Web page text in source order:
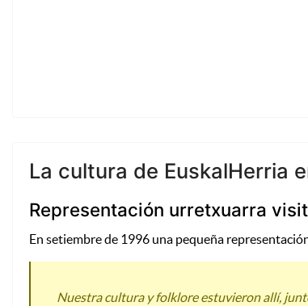
La cultura de EuskalHerria
Representación urretxuarra
En setiembre de 1996 una pequeña
Nuestra cultura y folklore estuvieron allí,